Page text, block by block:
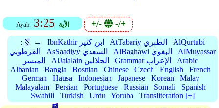
Ayah 3:25 الأية +/- -/+
: 📗 → IbnKathir ابن كثير AtTabariy الطبري
AlQurtubi
القرطوبي
AsSaadiyy السعدي AlBaghawi البغوي
AlMuyassar
الميسر
AlJalalain الجلالين Grammar الإعراب
Arabic
Albanian
Bangla Bosnian Chinese Czech English
French
German
Hausa Indonesian Japanese Korean
Malay
Malayalam
Persian Portuguese Russian Somali
Spanish
Swahili
Turkish Urdu Yoruba Transliteration [+]